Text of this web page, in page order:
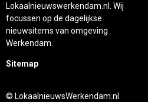
Lokaalnieuwswerkendam.nl. Wij
focussen op de dagelijkse
nieuwsitems van omgeving
Werkendam.
Sitemap
© LokaalnieuwsWerkendam.nl